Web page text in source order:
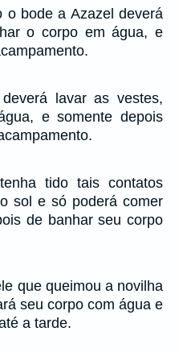
o bode a Azazel deverá
o corpo em água, e
lavar as vestes,
e somente depois
tido tais contatos
sol e só poderá comer
de banhar seu corpo
que queimou a novilha
seu corpo com água e
a tarde.